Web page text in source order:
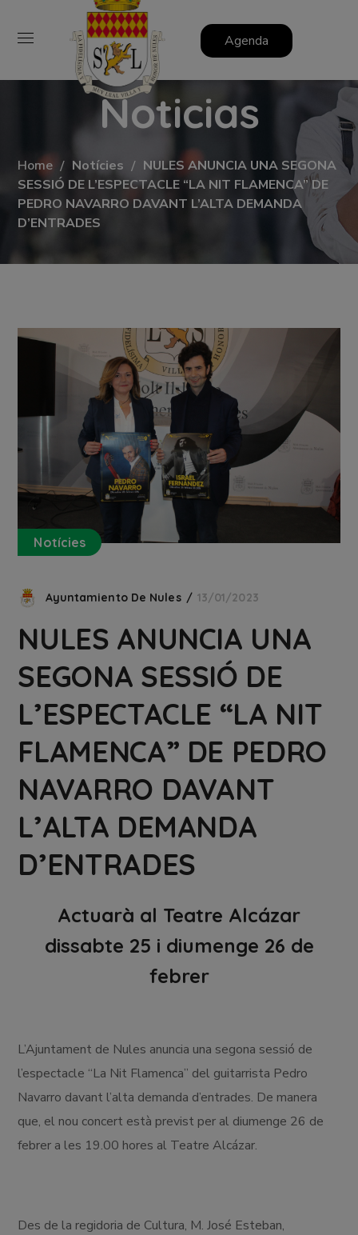
Agenda
Noticias
Home Notícies
NULES ANUNCIA UNA SEGONA
SESSIÓ DE L’ESPECTACLE “LA NIT FLAMENCA” DE
PEDRO NAVARRO DAVANT L’ALTA DEMANDA
D’ENTRADES
Notícies
Ayuntamiento De Nules 13/01/2023
NULES ANUNCIA UNA
SEGONA SESSIÓ DE
L’ESPECTACLE “LA NIT
FLAMENCA” DE PEDRO
NAVARRO DAVANT
L’ALTA DEMANDA
D’ENTRADES
Actuarà al Teatre Alcázar
dissabte 25 i diumenge 26 de
febrer
L’Ajuntament de Nules anuncia una segona sessió de
l’espectacle “La Nit Flamenca” del guitarrista Pedro
Navarro davant l’alta demanda d’entrades. De manera
que, el nou concert està previst per al diumenge 26 de
febrer a les 19.00 hores al Teatre Alcázar.
Des de la regidoria de Cultura, M. José Esteban,